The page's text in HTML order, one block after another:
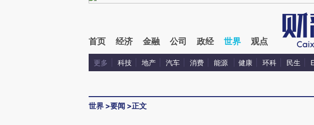
首页 经济 金融 公司 政经 世界 观点
更多 科技 地产 汽车 消费 能源 健康 环科 民生
世界 >要闻 >正文